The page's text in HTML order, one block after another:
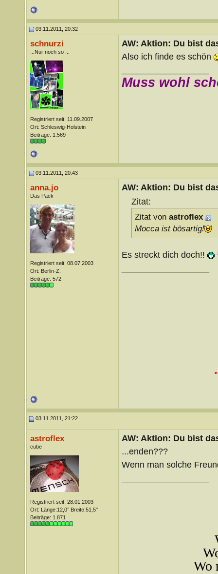
03.11.2011, 20:32
schnurzi
...Nur noch so ...
Registriert seit: 11.09.2007
Ort: Schleswig-Holstein
Beiträge: 1.569
AW: Aktion: Du bist
Also ich finde es schön
Muss wohl
03.11.2011, 20:43
anna.jo
Das Pack
Registriert seit: 08.07.2003
Ort: Berlin-Z.
Beiträge: 572
AW: Aktion: Du bist
Zitat:
Zitat von astroflex
Mocca ist bösartig!
Es streckt dich doch!!
03.11.2011, 21:22
astroflex
cube
Registriert seit: 28.01.2003
Ort: Länge:12,0° Breite:51,5°
Beiträge: 1.871
AW: Aktion: Du bist
...enden???
Wenn man solche
Wo